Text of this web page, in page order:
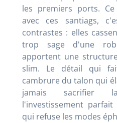
les premiers ports.
avec ces santiags,
contrastes : elles
trop sage d'une
apportent une
slim. Le détail qui
cambrure du talon qui
jamais sacrifier
l'investissement
qui refuse les modes